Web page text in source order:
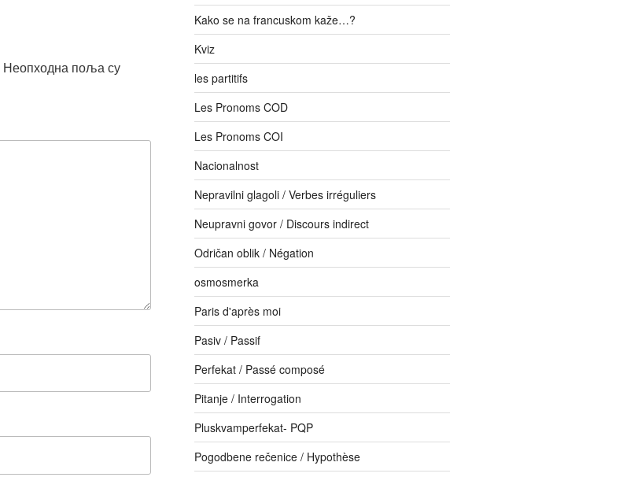
Неопходна поља су
Kako se na francuskom kaže…?
Kviz
les partitifs
Les Pronoms COD
Les Pronoms COI
Nacionalnost
Nepravilni glagoli / Verbes irréguliers
Neupravni govor / Discours indirect
Odričan oblik / Négation
osmosmerka
Paris d'après moi
Pasiv / Passif
Perfekat / Passé composé
Pitanje / Interrogation
Pluskvamperfekat- PQP
Pogodbene rečenice / Hypothèse